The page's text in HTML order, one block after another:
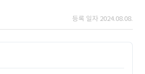
등록 일자 2024.08.08.